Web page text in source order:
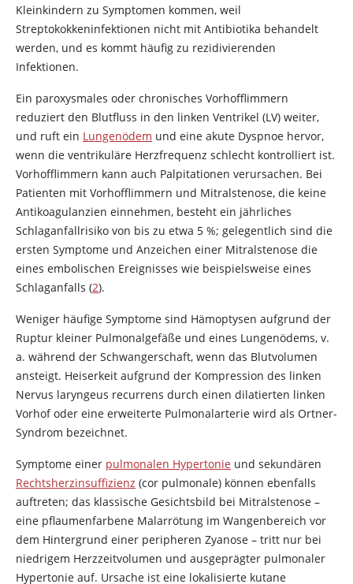
Kleinkindern zu Symptomen kommen, weil
Streptokokkeninfektionen nicht mit Antibiotika behandelt
werden, und es kommt häufig zu rezidivierenden
Infektionen.
Ein paroxysmales oder chronisches Vorhofflimmern
reduziert den Blutfluss in den linken Ventrikel (LV) weiter,
und ruft ein Lungenödem und eine akute Dyspnoe hervor,
wenn die ventrikuläre Herzfrequenz schlecht kontrolliert ist.
Vorhofflimmern kann auch Palpitationen verursachen. Bei
Patienten mit Vorhofflimmern und Mitralstenose, die keine
Antikoagulanzien einnehmen, besteht ein jährliches
Schlaganfallrisiko von bis zu etwa 5 %; gelegentlich sind die
ersten Symptome und Anzeichen einer Mitralstenose die
eines embolischen Ereignisses wie beispielsweise eines
Schlaganfalls (2).
Weniger häufige Symptome sind Hämoptysen aufgrund der
Ruptur kleiner Pulmonalgefäße und eines Lungenödems, v.
a. während der Schwangerschaft, wenn das Blutvolumen
ansteigt. Heiserkeit aufgrund der Kompression des linken
Nervus laryngeus recurrens durch einen dilatierten linken
Vorhof oder eine erweiterte Pulmonalarterie wird als Ortner-
Syndrom bezeichnet.
Symptome einer pulmonalen Hypertonie und sekundären
Rechtsherzinsuffizienz (cor pulmonale) können ebenfalls
auftreten; das klassische Gesichtsbild bei Mitralstenose –
eine pflaumenfarbene Malarrötung im Wangenbereich vor
dem Hintergrund einer peripheren Zyanose – tritt nur bei
niedrigem Herzzeitvolumen und ausgeprägter pulmonaler
Hypertonie auf. Ursache ist eine lokalisierte kutane